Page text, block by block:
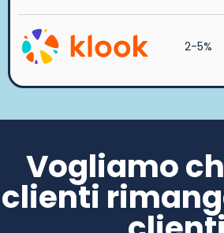
2-5%
Vogliamo
clienti